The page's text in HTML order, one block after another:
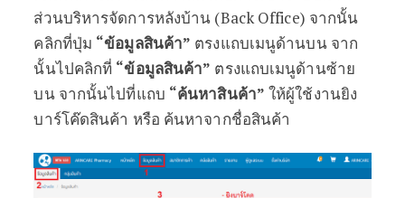
ส่วนบริหารจัดการหลังบ้าน (Back Office) จากนั้น
คลิกที่ปุ่ม “ข้อมูลสินค้า” ตรงแถบเมนูด้านบน จาก
นั้นไปคลิกที่ “ข้อมูลสินค้า” ตรงแถบเมนูด้านซ้าย
บน จากนั้นไปที่แถบ “ค้นหาสินค้า” ให้ผู้ใช้งานยิง
บาร์โค๊ดสินค้า หรือ ค้นหาจากชื่อสินค้า